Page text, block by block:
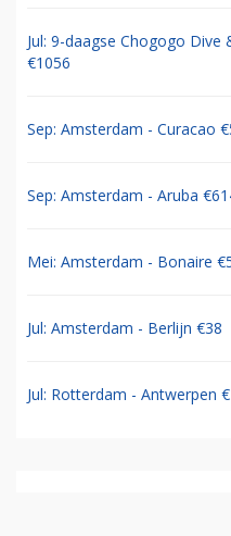
Jul: 9-daagse Chogogo Dive
€1056
Sep: Amsterdam - Curacao
Sep: Amsterdam - Aruba
Mei: Amsterdam - Bonaire
Jul: Amsterdam - Berlijn €38
Jul: Rotterdam - Antwerpen